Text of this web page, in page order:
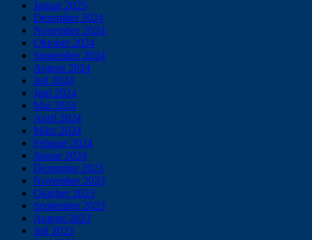
Januar 2025
Dezember 2024
November 2024
Oktober 2024
September 2024
August 2024
Juli 2024
Juni 2024
Mai 2024
April 2024
März 2024
Februar 2024
Januar 2024
Dezember 2023
November 2023
Oktober 2023
September 2023
August 2023
Juli 2023